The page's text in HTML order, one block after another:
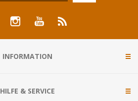
INFORMATION
HILFE & SERVICE